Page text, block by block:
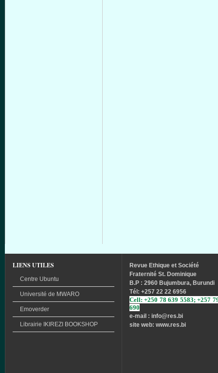
LIENS UTILES
Centre Ubuntu
Université de MWARO
Emoverder
Librairie IKIREZI BOOKSHOP
Revue Ethique et Société
Fraternité St. Dominique
B.P : 2960 Bujumbura, Burundi
Tél : +257 22 22 6956
Cell: +250 78 639 5583; +257
690
e-mail : info@res.bi
site web: www.res.bi